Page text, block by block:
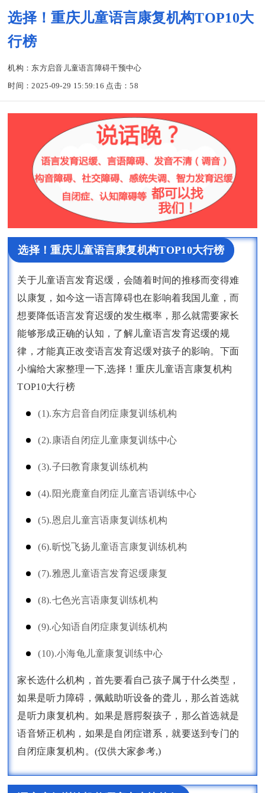
选择！重庆儿童语言康复机构TOP10大
行榜
机构：东方启音儿童语言障碍干预中心
时间：2025-09-29 15:59:16 点击：58
选择！重庆儿童语言康复机构TOP10大行榜
关于儿童语言发育迟缓，会随着时间的推移而变得难
以康复，如今这一语言障碍也在影响着我国儿童，而
想要降低语言发育迟缓的发生概率，那么就需要家长
能够形成正确的认知，了解儿童语言发育迟缓的规
律，才能真正改变语言发育迟缓对孩子的影响。下面
小编给大家整理一下,选择！重庆儿童语言康复机构
TOP10大行榜
(1).东方启音自闭症康复训练机构
(2).康语自闭症儿童康复训练中心
(3).子曰教育康复训练机构
(4).阳光鹿童自闭症儿童言语训练中心
(5).恩启儿童言语康复训练机构
(6).昕悦飞扬儿童语言康复训练机构
(7).雅恩儿童语言发育迟缓康复
(8).七色光言语康复训练机构
(9).心知语自闭症康复训练机构
(10).小海龟儿童康复训练中心
家长选什么机构，首先要看自己孩子属于什么类型，
如果是听力障碍，佩戴助听设备的聋儿，那么首选就
是听力康复机构。如果是唇腭裂孩子，那么首选就是
语音矫正机构，如果是自闭症谱系，就要送到专门的
自闭症康复机构。(仅供大家参考,)